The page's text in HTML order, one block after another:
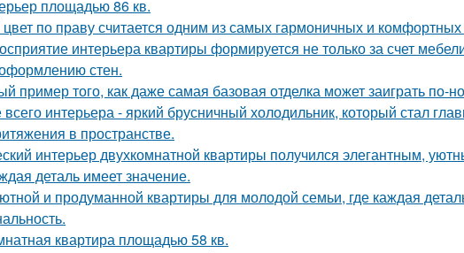
площадью 86 кв.
по праву считается одним из самых гармоничных и
интерьера квартиры формируется не только за счет
стен.
пример того, как даже самая базовая отделка может заиграть по-
интерьера - яркий брусничный холодильник, который стал
в пространстве.
интерьер двухкомнатной квартиры получился элегантным,
деталь имеет значение.
и продуманной квартиры для молодой семьи, где каждая
квартира площадью 58 кв.